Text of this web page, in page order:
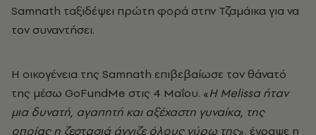
Samnath ταξιδέψει πρώτη φορά στην Τζαμάικα για να
τον συναντήσει.
Η οικογένεια της Samnath επιβεβαίωσε τον θάνατό
της μέσω GoFundMe στις 4 Μαΐου. «Η Melissa ήταν
μια δυνατή, αγαπητή και αξέχαστη γυναίκα, της
οποίας η ζεστασιά άγγιζε όλους γύρω της», έγραψε η